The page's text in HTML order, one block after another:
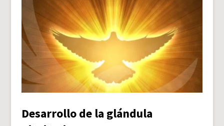
Desarrollo de la glándula